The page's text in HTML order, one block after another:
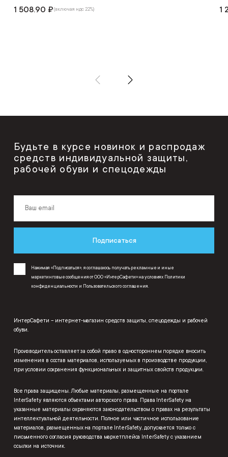
1 508.90 ₽(включая ндс 22%) 1
Будьте в курсе новинок и распродаж
средств индивидуальной защиты,
рабочей обуви и спецодежды
Подписаться
Нажимая «Подписаться», я соглашаюсь получать рекламные и иные
маркетинговые сообщения от ООО «ИнтерСафети» на условиях Политики
конфиденциальности и Пользовательского соглашения
ИнтерСафети – интернет-магазин средств защиты, спецодежды и рабочей
обуви.
Производитель оставляет за собой право в одностороннем порядке вносить
изменения в состав материалов, используемых в производстве продукции,
при условии сохранения функциональных и защитных свойств продукции.
Все права защищены. Любые материалы, размещенные на портале
InterSafety являются объектами авторского права. Права InterSafety на
указанные материалы охраняются законодательством о правах на результаты
интеллектуальной деятельности. Полное или частичное использование
материалов, размещенных на портале InterSafety, допускается только с
письменного согласия руководства маркетплейса InterSafety с указанием
ссылки на источник.